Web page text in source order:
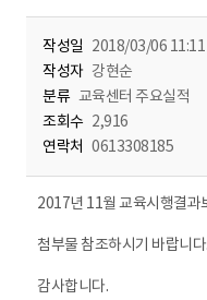
작성일 2018/03/06 11:11
작성자 강현순
분류 교육센터 주요실적
조회수 2,916
연락처 0613308185
2017년 11월 교육시행결과
첨부물 참조하시기 바랍니다.
감사합니다.